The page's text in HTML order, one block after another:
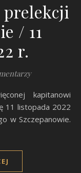
/ 11
r.
11 listopada 2022
w Szczepanowie.